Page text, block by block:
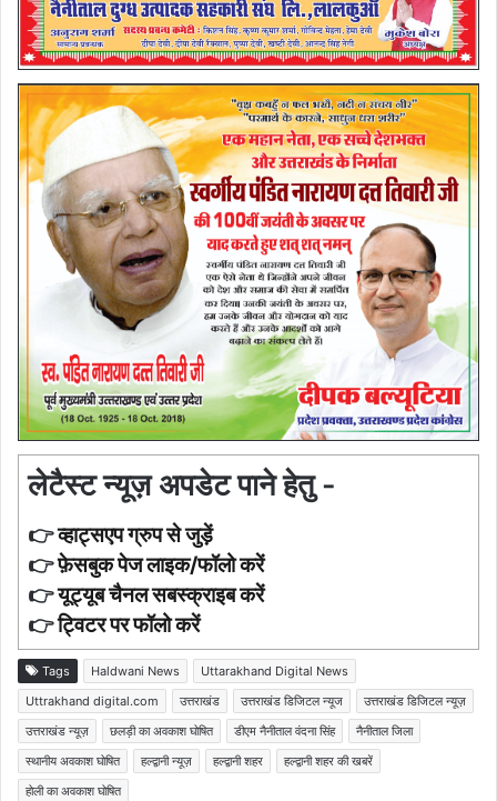
लेटैस्ट न्यूज़ अपडेट पाने हेतु -
👉व्हाट्सएप ग्रुप से जुड़ें
👉फ़ेसबुक पेज लाइक/फॉलो करें
👉यूट्यूब चैनल सबस्क्राइब करें
👉ट्विटर पर फॉलो करें
Tags Haldwani News
Uttarakhand Digital News
Uttrakhand digital.com
उत्तराखंड उत्तराखंड डिजिटल न्यूज
उत्तराखंड डिजिटल न्यूज़
उत्तराखंड न्यूज़
छलड़ी का अवकाश घोषित डीएम नैनीताल वंदना सिंह
नैनीताल जिला
स्थानीय अवकाश घोषित
हल्द्वानी न्यूज़ हल्द्वानी शहर
हल्द्वानी शहर की खबरें
होली का अवकाश घोषित